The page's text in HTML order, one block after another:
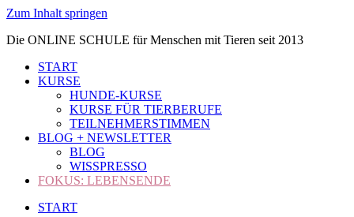
Zum Inhalt springen
Die ONLINE SCHULE für Menschen mit Tieren seit 2013
START
KURSE
HUNDE-KURSE
KURSE FÜR TIERBERUFE
TEILNEHMERSTIMMEN
BLOG + NEWSLETTER
BLOG
WISSPRESSO
FOKUS: LEBENSENDE
START